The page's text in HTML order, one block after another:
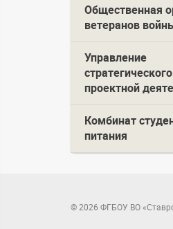
Общественная
ветеранов
Управление
проектной
Комбинат
питания
© 2026 ФГБОУ ВО